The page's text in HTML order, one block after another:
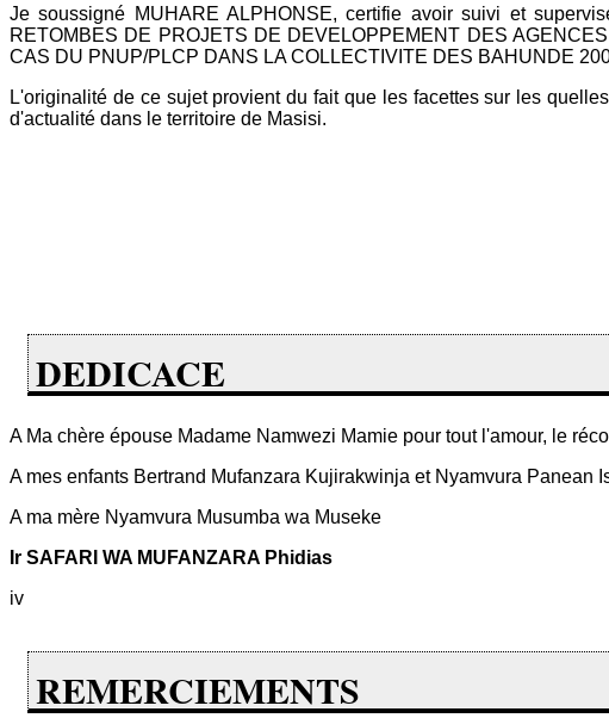
Je soussigné MUHARE ALPHONSE, certifie avoir suivi et
RETOMBES DE PROJETS DE DEVELOPPEMENT DES
CAS DU PNUP/PLCP DANS LA COLLECTIVITE DES BAHUNDE
L'originalité de ce sujet provient du fait que les facettes sur les
d'actualité dans le territoire de Masisi.
DEDICACE
A Ma chère épouse Madame Namwezi Mamie pour tout l'amour, le
A mes enfants Bertrand Mufanzara Kujirakwinja et Nyamvura Panean
A ma mère Nyamvura Musumba wa Museke
Ir SAFARI WA MUFANZARA Phidias
iv
REMERCIEMENTS